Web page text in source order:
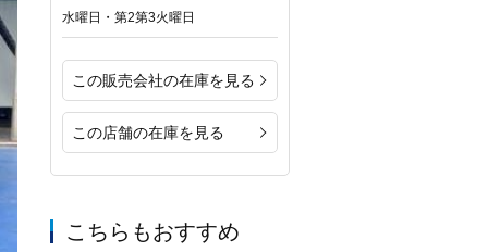
水曜日・第2第3火曜日
この販売会社の在庫を見る
この店舗の在庫を見る
こちらもおすすめ